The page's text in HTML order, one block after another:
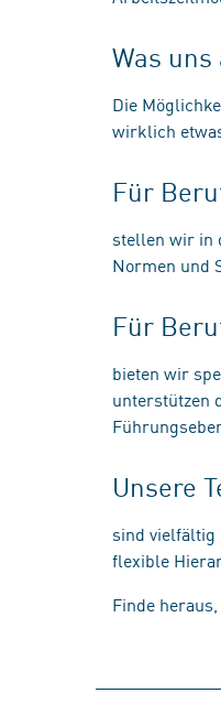
Was
Die
wirklich
Für
stellen wir in
Normen und
Für
bieten wir
unterstützen
Unsere
sind vielfältig
flexible
Finde heraus,